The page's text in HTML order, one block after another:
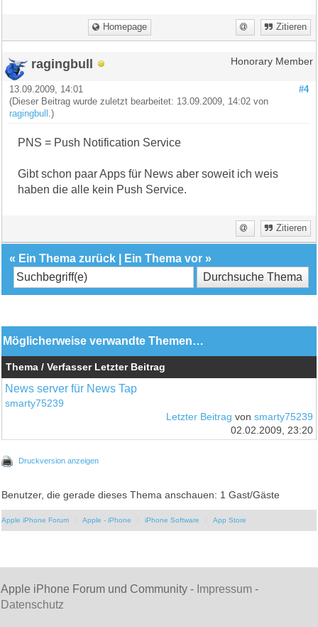
Homepage Zitieren
ragingbull Honorary Member
#4
13.09.2009, 14:01
(Dieser Beitrag wurde zuletzt bearbeitet: 13.09.2009, 14:02 von
ragingbull
.)
PNS = Push Notification Service
Gibt schon paar Apps für News aber soweit ich weis
haben die alle kein Push Service.
Zitieren
« Ein Thema zurück Ein Thema vor »
Möglicherweise verwandte Themen…
Thema / Verfasser Letzter Beitrag
News server für News Tap
smarty75239
Letzter Beitrag von smarty75239
02.02.2009, 23:20
Druckversion anzeigen
Benutzer, die gerade dieses Thema anschauen: 1 Gast/Gäste
Apple iPhone Forum Apple - iPhone iPhone Software App Store
Apple iPhone Forum und Community - Impressum -
Datenschutz